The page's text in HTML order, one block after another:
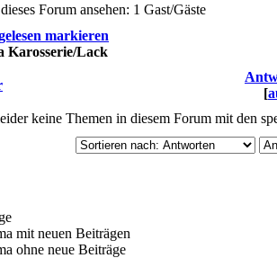
Forum ansehen: 1 Gast/Gäste
markieren
Karosserie/Lack
[
keine Themen in diesem Forum mit den
mit neuen Beiträgen
ohne neue Beiträge